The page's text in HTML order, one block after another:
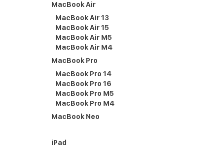
MacBook Air
MacBook Air 13
MacBook Air 15
MacBook Air M5
MacBook Air M4
MacBook Pro
MacBook Pro 14
MacBook Pro 16
MacBook Pro M5
MacBook Pro M4
MacBook Neo
iPad